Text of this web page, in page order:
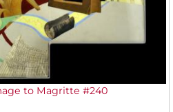
to Magritte #240